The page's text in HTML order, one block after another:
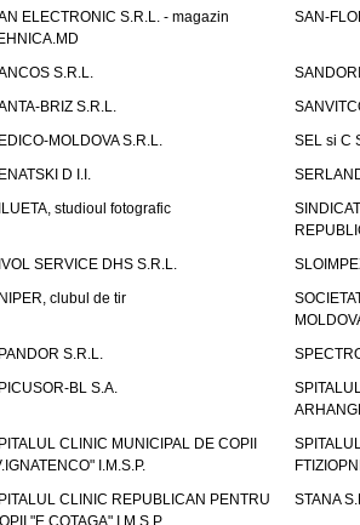
ELECTRONIC S.R.L. - magazin
SAN-
S.R.L.
BRIZ S.R.L.
MOLDOVA S.R.L.
SEL si C
D I.I.
studioul fotografic
SERVICE DHS S.R.L.
clubul de tir
S.R.L.
BL S.A.
CLINIC MUNICIPAL DE COPII
I.M.S.P.
CLINIC REPUBLICAN PENTRU
"E.COTAGA" I.M.S.P.
STANA